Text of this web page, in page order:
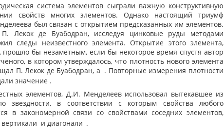
система элементов сыграли важную конструктивную
свойств многих элементов. Однако настоящий триумф
был связан с открытием предсказанных им элементов.
Лекок де Буабодран, исследуя цинковые руды методами
следы неизвестного элемента. Открытие этого элемента,
прошло бы незаметным, если бы некоторое время спустя автор
в котором утверждалось, что плотность нового элемента
П. Лекок де Буабодран, а . Повторные измерения плотности
значение .
элементов, Д.И. Менделеев использовал вытекавшее из
звездности, в соответствии с которым свойства любого
в закономерной связи со свойствами соседних элементов,
вертикали и диагонали .